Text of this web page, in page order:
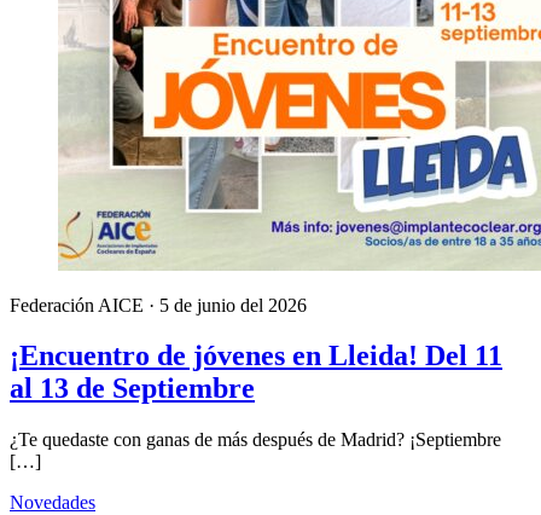
Federación AICE · 5 de junio del 2026
¡Encuentro de jóvenes en Lleida! Del 11
al 13 de Septiembre
¿Te quedaste con ganas de más después de Madrid? ¡Septiembre
[…]
Novedades